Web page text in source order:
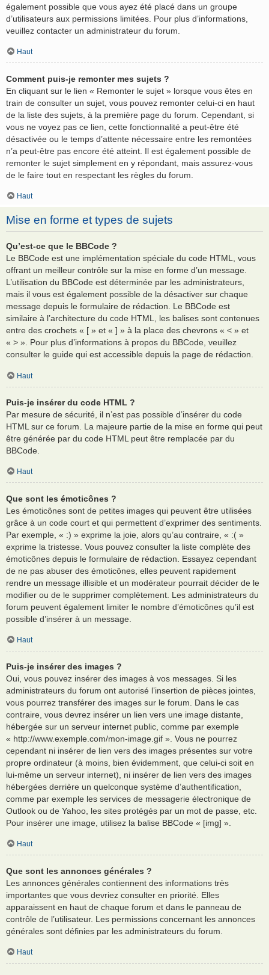
également possible que vous ayez été placé dans un groupe
d’utilisateurs aux permissions limitées. Pour plus d’informations,
veuillez contacter un administrateur du forum.
Haut
Comment puis-je remonter mes sujets ?
En cliquant sur le lien « Remonter le sujet » lorsque vous êtes en
train de consulter un sujet, vous pouvez remonter celui-ci en haut
de la liste des sujets, à la première page du forum. Cependant, si
vous ne voyez pas ce lien, cette fonctionnalité a peut-être été
désactivée ou le temps d’attente nécessaire entre les remontées
n’a peut-être pas encore été atteint. Il est également possible de
remonter le sujet simplement en y répondant, mais assurez-vous
de le faire tout en respectant les règles du forum.
Haut
Mise en forme et types de sujets
Qu’est-ce que le BBCode ?
Le BBCode est une implémentation spéciale du code HTML, vous
offrant un meilleur contrôle sur la mise en forme d’un message.
L’utilisation du BBCode est déterminée par les administrateurs,
mais il vous est également possible de la désactiver sur chaque
message depuis le formulaire de rédaction. Le BBCode est
similaire à l’architecture du code HTML, les balises sont contenues
entre des crochets « [ » et « ] » à la place des chevrons « < » et
« > ». Pour plus d’informations à propos du BBCode, veuillez
consulter le guide qui est accessible depuis la page de rédaction.
Haut
Puis-je insérer du code HTML ?
Par mesure de sécurité, il n’est pas possible d’insérer du code
HTML sur ce forum. La majeure partie de la mise en forme qui peut
être générée par du code HTML peut être remplacée par du
BBCode.
Haut
Que sont les émoticônes ?
Les émoticônes sont de petites images qui peuvent être utilisées
grâce à un code court et qui permettent d’exprimer des sentiments.
Par exemple, « :) » exprime la joie, alors qu’au contraire, « :( »
exprime la tristesse. Vous pouvez consulter la liste complète des
émoticônes depuis le formulaire de rédaction. Essayez cependant
de ne pas abuser des émoticônes, elles peuvent rapidement
rendre un message illisible et un modérateur pourrait décider de le
modifier ou de le supprimer complètement. Les administrateurs du
forum peuvent également limiter le nombre d’émoticônes qu’il est
possible d’insérer à un message.
Haut
Puis-je insérer des images ?
Oui, vous pouvez insérer des images à vos messages. Si les
administrateurs du forum ont autorisé l’insertion de pièces jointes,
vous pourrez transférer des images sur le forum. Dans le cas
contraire, vous devrez insérer un lien vers une image distante,
hébergée sur un serveur internet public, comme par exemple
« http://www.exemple.com/mon-image.gif ». Vous ne pourrez
cependant ni insérer de lien vers des images présentes sur votre
propre ordinateur (à moins, bien évidemment, que celui-ci soit en
lui-même un serveur internet), ni insérer de lien vers des images
hébergées derrière un quelconque système d’authentification,
comme par exemple les services de messagerie électronique de
Outlook ou de Yahoo, les sites protégés par un mot de passe, etc.
Pour insérer une image, utilisez la balise BBCode « [img] ».
Haut
Que sont les annonces générales ?
Les annonces générales contiennent des informations très
importantes que vous devriez consulter en priorité. Elles
apparaissent en haut de chaque forum et dans le panneau de
contrôle de l’utilisateur. Les permissions concernant les annonces
générales sont définies par les administrateurs du forum.
Haut